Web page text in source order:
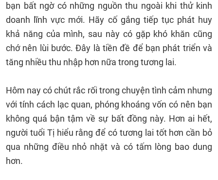
bạn bất ngờ có những nguồn thu ngoài khi thử kinh
doanh lĩnh vực mới. Hãy cố gắng tiếp tục phát huy
khả năng của mình, sau này có gặp khó khăn cũng
chớ nên lùi bước. Đây là tiền đề để bạn phát triển và
tăng nhiều thu nhập hơn nữa trong tương lai.
Hôm nay có chút rắc rối trong chuyện tình cảm nhưng
với tính cách lạc quan, phóng khoáng vốn có nên bạn
không quá bận tậm về sự bất đồng này. Hơn ai hết,
người tuổi Tị hiểu rằng để có tương lai tốt hơn cần bỏ
qua những điều nhỏ nhặt và có tấm lòng bao dung
hơn.